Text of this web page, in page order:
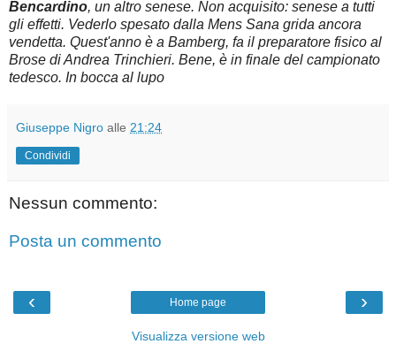
Bencardino, un altro senese. Non acquisito: senese a tutti
gli effetti. Vederlo spesato dalla Mens Sana grida ancora
vendetta. Quest'anno è a Bamberg, fa il preparatore fisico al
Brose di Andrea Trinchieri. Bene, è in finale del campionato
tedesco. In bocca al lupo
Giuseppe Nigro alle 21:24
Condividi
Nessun commento:
Posta un commento
‹ ›
Home page
Visualizza versione web